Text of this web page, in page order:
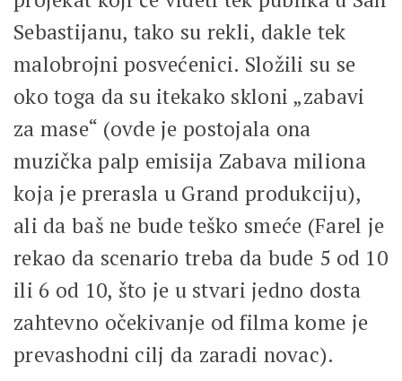
Sebastijanu, tako su rekli, dakle tek
malobrojni posvećenici. Složili su se
oko toga da su itekako skloni „zabavi
za mase“ (ovde je postojala ona
muzička palp emisija Zabava miliona
koja je prerasla u Grand produkciju),
ali da baš ne bude teško smeće (Farel je
rekao da scenario treba da bude 5 od 10
ili 6 od 10, što je u stvari jedno dosta
zahtevno očekivanje od filma kome je
prevashodni cilj da zaradi novac).